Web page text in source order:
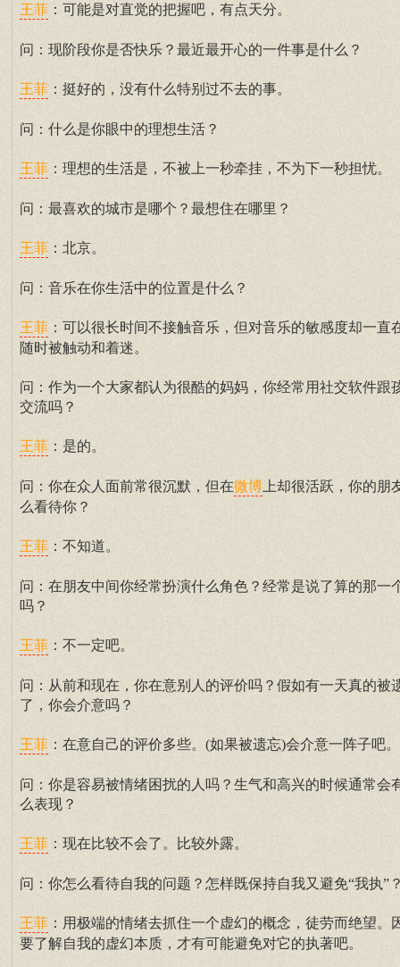
王菲 ：可能是对直觉的把握吧，有点天分。
问：现阶段你是否快乐？最近最开心的一件事是什么？
王菲 ：挺好的，没有什么特别过不去的事。
问：什么是你眼中的理想生活？
王菲 ：理想的生活是，不被上一秒牵挂，不为下一秒担忧。
问：最喜欢的城市是哪个？最想住在哪里？
王菲 ：北京。
问：音乐在你生活中的位置是什么？
王菲 ：可以很长时间不接触音乐，但对音乐的敏感度却一直
随时被触动和着迷。
问：作为一个大家都认为很酷的妈妈，你经常用社交软件跟
交流吗？
王菲 ：是的。
问：你在众人面前常很沉默，但在微博 上却很活跃，你的朋
么看待你？
王菲 ：不知道。
问：在朋友中间你经常扮演什么角色？经常是说了算的那一
吗？
王菲 ：不一定吧。
问：从前和现在，你在意别人的评价吗？假如有一天真的被
了，你会介意吗？
王菲 ：在意自己的评价多些。(如果被遗忘)会介意一阵子吧。
问：你是容易被情绪困扰的人吗？生气和高兴的时候通常会
么表现？
王菲 ：现在比较不会了。比较外露。
问：你怎么看待自我的问题？怎样既保持自我又避免“我执”
王菲 ：用极端的情绪去抓住一个虚幻的概念，徒劳而绝望。
要了解自我的虚幻本质，才有可能避免对它的执著吧。